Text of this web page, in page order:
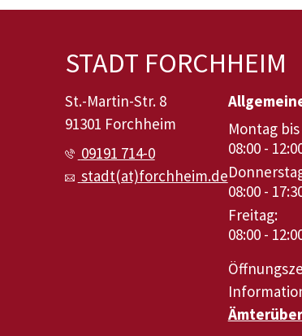
STADT FORCHHEIM
St.-Martin-Str. 8
91301 Forchheim
09191 714-0
stadt(at)forchheim.de
Montag
08:00 -
08:00 -
Freitag:
08:00 -